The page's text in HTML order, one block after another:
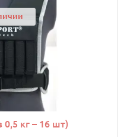
0,5 кг – 16 шт)